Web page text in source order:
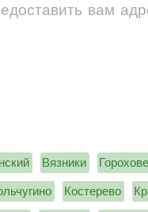
вам
Вязники
Костерево